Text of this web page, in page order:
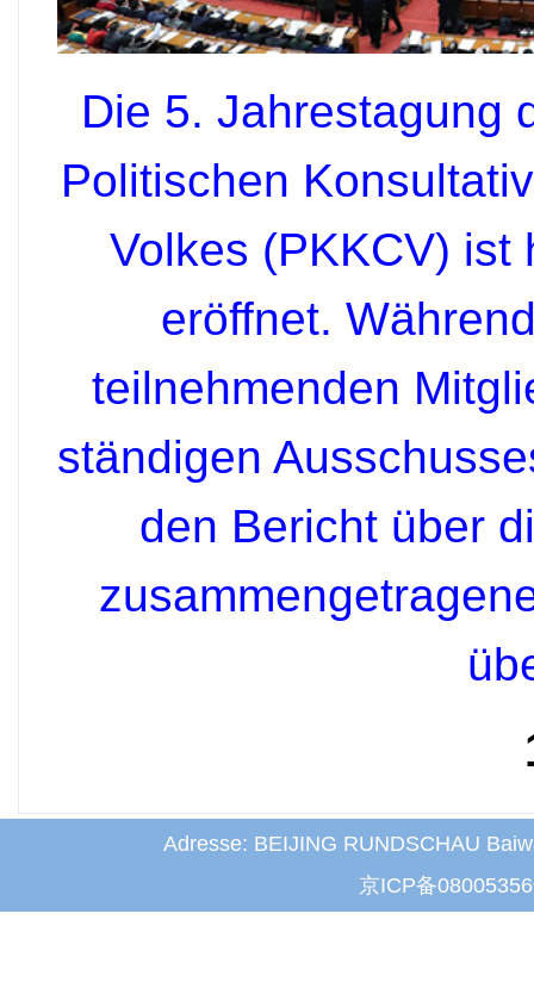
Die 5. Jahrestagung
Politischen
Volkes (PKKCV) ist
eröffnet.
teilnehmenden
ständigen
den Bericht über
Adresse: BEIJING RUNDSCHAU
京ICP备